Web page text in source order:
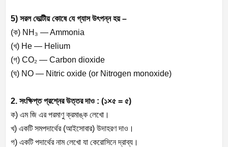
5) সরল ভোল্টীয় কোষে যে গ্যাস উৎপন্ন হয় –
(ক) NH₃ — Ammonia
(খ) He — Helium
(গ) CO₂ — Carbon dioxide
(ঘ) NO — Nitric oxide (or Nitrogen monoxide)
2. সংক্ষিপ্ত প্রশ্নের উত্তর দাও : (১×৫ = ৫)
ক) এম জি এর পরমাণু ক্রমাঙ্ক লেখো।
খ) একটি সমপদার্থের (আইসোবার) উদাহরণ দাও।
গ) একটি পদার্থের নাম লেখো যা কেরোসিনে দ্রাব্য।